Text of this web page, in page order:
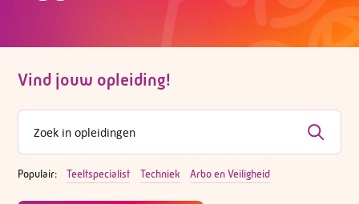
Vind jouw opleiding!
Populair: Teeltspecialist Techniek Arbo en Veiligheid